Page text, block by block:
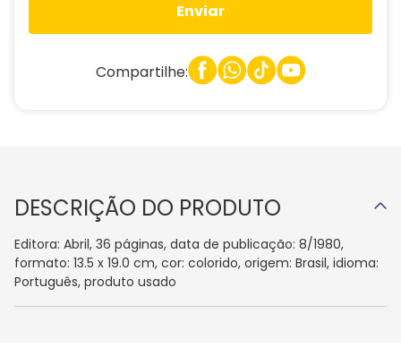
Enviar
Compartilhe:
DESCRIÇÃO DO PRODUTO
Editora: Abril, 36 páginas, data de publicação: 8/1980,
formato: 13.5 x 19.0 cm, cor: colorido, origem: Brasil, idioma:
Português, produto usado